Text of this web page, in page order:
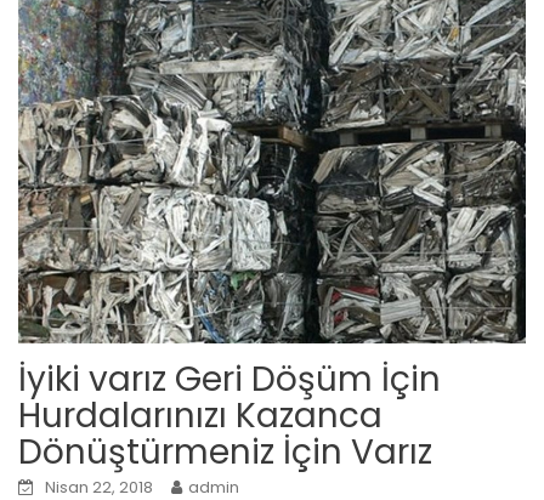
İyiki varız Geri Döşüm İçin
Hurdalarınızı Kazanca
Dönüştürmeniz İçin Varız
Nisan 22, 2018
admin